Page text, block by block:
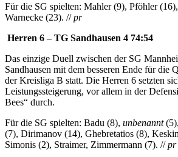
Für die SG spielten: Mahler (9), Pföhler
Warnecke (23). //pr
Herren 6 – TG Sandhausen 4 74:54
Das einzige Duell zwischen der SG
Sandhausen mit dem besseren Ende für die
der Kreisliga B statt. Die Herren 6 setzten
Leistungssteigerung, vor allem in der
Bees“ durch.
Für die SG spielten: Badu (8), unbenannt
(7), Dirimanov (14), Ghebretatios (8),
Simonis (2), Straimer, Zimmermann (7). //pr